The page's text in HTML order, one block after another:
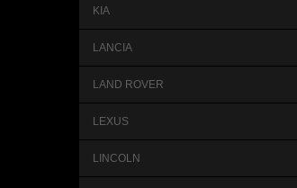
KIA
LANCIA
LAND ROVER
LEXUS
LINCOLN